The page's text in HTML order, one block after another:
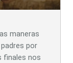
maneras
por
finales nos